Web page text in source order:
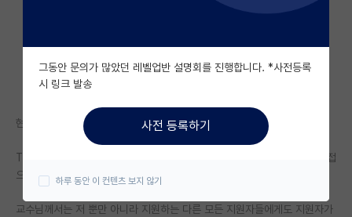
자유 게시판(아무개랩)
미국 유학 게시판
미국 대학원 합격 후기 게시판
대학원생 모집 게시판
연구실(PI) 홍보 게시판
현재 대학원 컨택후 교수님과 면담을 하였습니다.
TO보다 많은 지원자가 지원 할 것으로 예상되며 전공시험 성적과 학점 면접
으로 결정 날것 같으나 쉽지 않아보인다고 하시는군요.
교수님께서는 저 뿐만 아니라 지원하는 다른 모든 지원자들에게도 지원자가
그동안 문의가 많았던 레벨업반 설명회를 진행합니다. *사전등록
시 링크 발송
사전 등록하기
하루 동안 이 컨텐츠 보지 않기